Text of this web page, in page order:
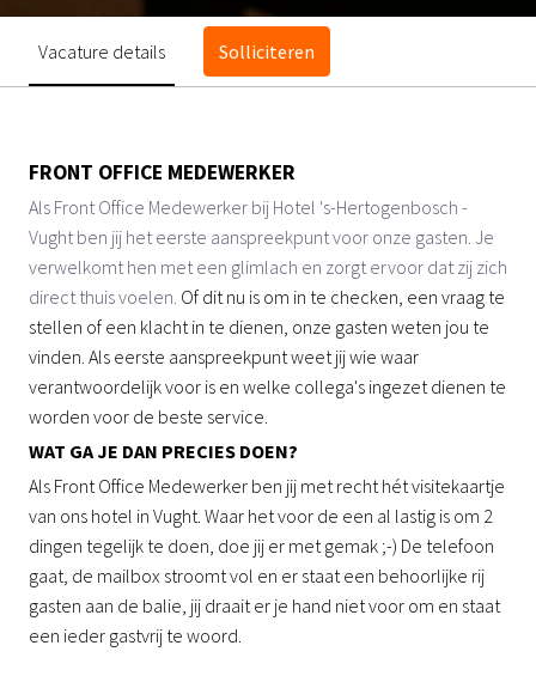
Vacature details Solliciteren
FRONT OFFICE MEDEWERKER
Als Front Office Medewerker bij Hotel 's-Hertogenbosch -
Vught ben jij het eerste aanspreekpunt voor onze gasten. Je
verwelkomt hen met een glimlach en zorgt ervoor dat zij zich
direct thuis voelen. Of dit nu is om in te checken, een vraag te
stellen of een klacht in te dienen, onze gasten weten jou te
vinden. Als eerste aanspreekpunt weet jij wie waar
verantwoordelijk voor is en welke collega's ingezet dienen te
worden voor de beste service.
WAT GA JE DAN PRECIES DOEN?
Als Front Office Medewerker ben jij met recht hét visitekaartje
van ons hotel in Vught. Waar het voor de een al lastig is om 2
dingen tegelijk te doen, doe jij er met gemak ;-) De telefoon
gaat, de mailbox stroomt vol en er staat een behoorlijke rij
gasten aan de balie, jij draait er je hand niet voor om en staat
een ieder gastvrij te woord.